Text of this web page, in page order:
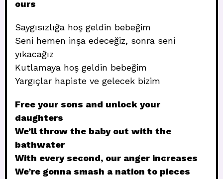
ours
Saygısızlığa hoş geldin bebeğim
Seni hemen inşa edeceğiz, sonra seni
yıkacağız
Kutlamaya hoş geldin bebeğim
Yargıçlar hapiste ve gelecek bizim
Free your sons and unlock your
daughters
We’ll throw the baby out with the
bathwater
With every second, our anger increases
We’re gonna smash a nation to pieces